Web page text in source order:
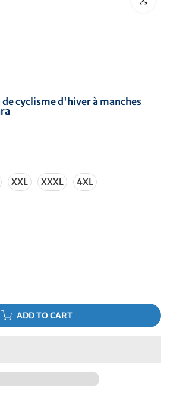
cyclisme d'hiver à manches
XXL XXXL 4XL
ADD TO CART